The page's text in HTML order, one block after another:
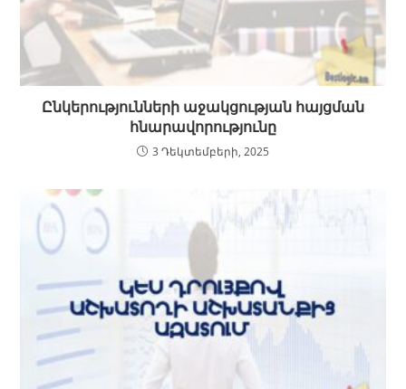
Ընկերությունների աջակցության հայցման
հնարավորությունը
3 Դեկտեմբերի, 2025